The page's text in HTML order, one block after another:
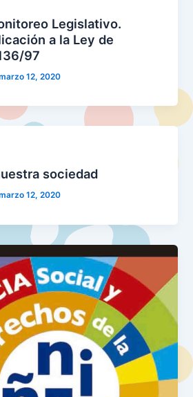
Legislativo.
a la Ley de
97
12, 2020
sociedad
12, 2020